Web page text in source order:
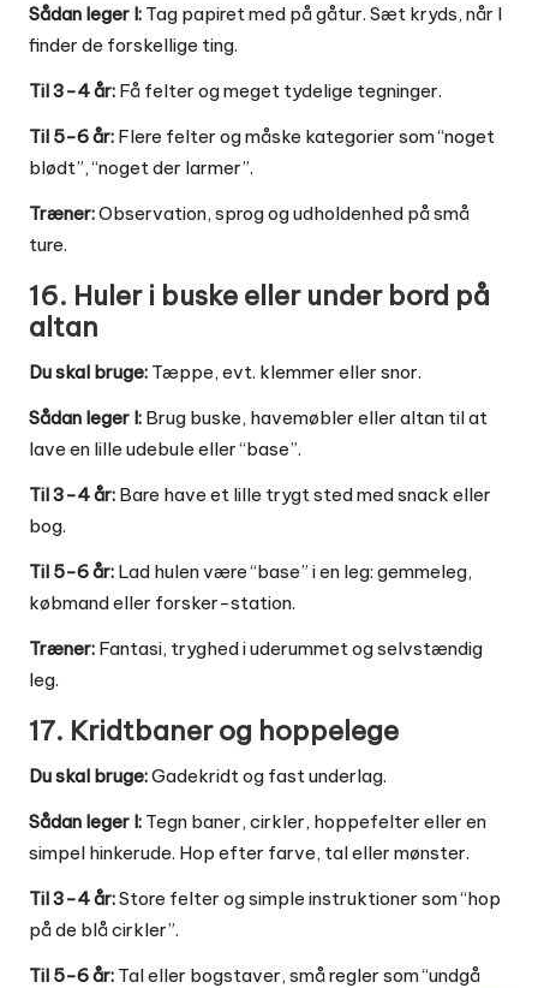
Sådan leger I: Tag papiret med på gåtur. Sæt kryds, når I
finder de forskellige ting.
Til 3-4 år: Få felter og meget tydelige tegninger.
Til 5-6 år: Flere felter og måske kategorier som “noget
blødt”, “noget der larmer”.
Træner:Observation, sprog og udholdenhed på små
ture.
16. Huler i buske eller under bord på
altan
Du skal bruge: Tæppe, evt. klemmer eller snor.
Sådan leger I: Brug buske, havemøbler eller altan til at
lave en lille udebule eller “base”.
Til 3-4 år: Bare have et lille trygt sted med snack eller
bog.
Til 5-6 år: Lad hulen være “base” i en leg: gemmeleg,
købmand eller forsker-station.
Træner: Fantasi, tryghed i uderummet og selvstændig
leg.
17. Kridtbaner og hoppelege
Du skal bruge:Gadekridt og fast underlag.
Sådan leger I: Tegn baner, cirkler, hoppefelter eller en
simpel hinkerude. Hop efter farve, tal eller mønster.
Til 3-4 år:Store felter og simple instruktioner som “hop
på de blå cirkler”.
Til 5-6 år: Tal eller bogstaver, små regler som “undgå